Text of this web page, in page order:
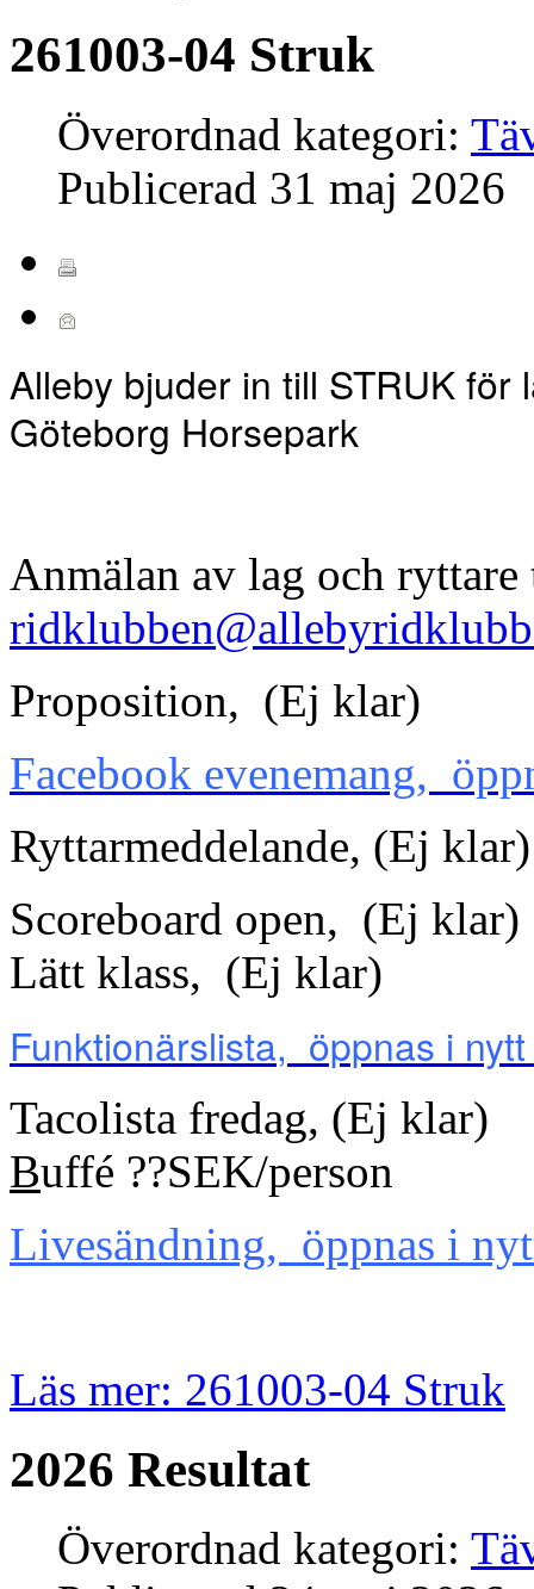
261003-04 Struk
Överordnad kategori:
Publicerad 31 maj 2026
Alleby bjuder in till STRUK
Göteborg Horsepark
Anmälan av lag och
Proposition, (Ej klar)
Facebook evenemang,
Ryttarmeddelande, (Ej klar)
Scoreboard open, (Ej klar)
Lätt klass, (Ej klar)
Funktionärslista, öppnas i
Tacolista fredag, (Ej klar)
Buffé ??SEK/person
Livesändning, öppnas i
Läs mer: 261003-04 Struk
2026 Resultat
Överordnad kategori: